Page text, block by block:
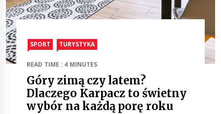
SPORT TURYSTYKA
READ TIME : 4 MINUTES
Góry zimą czy latem?
Dlaczego Karpacz to świetny
wybór na każdą porę roku